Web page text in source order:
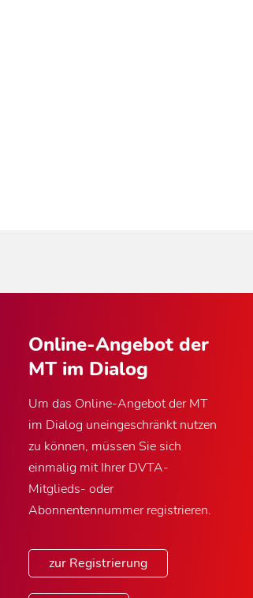
Online-Angebot der
MT im Dialog
Um das Online-Angebot der MT
im Dialog uneingeschränkt nutzen
zu können, müssen Sie sich
einmalig mit Ihrer DVTA-
Mitglieds- oder
Abonnentennummer registrieren.
zur Registrierung